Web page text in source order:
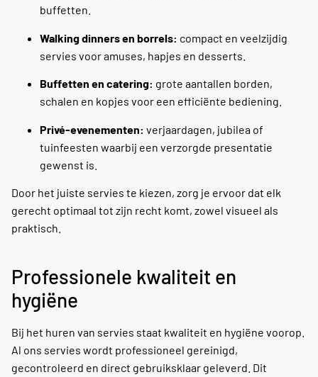
buffetten.
Walking dinners en borrels: compact en veelzijdig
servies voor amuses, hapjes en desserts.
Buffetten en catering: grote aantallen borden,
schalen en kopjes voor een efficiënte bediening.
Privé-evenementen: verjaardagen, jubilea of
tuinfeesten waarbij een verzorgde presentatie
gewenst is.
Door het juiste servies te kiezen, zorg je ervoor dat elk
gerecht optimaal tot zijn recht komt, zowel visueel als
praktisch.
Professionele kwaliteit en
hygiëne
Bij het huren van servies staat kwaliteit en hygiëne voorop.
Al ons servies wordt professioneel gereinigd,
gecontroleerd en direct gebruiksklaar geleverd. Dit